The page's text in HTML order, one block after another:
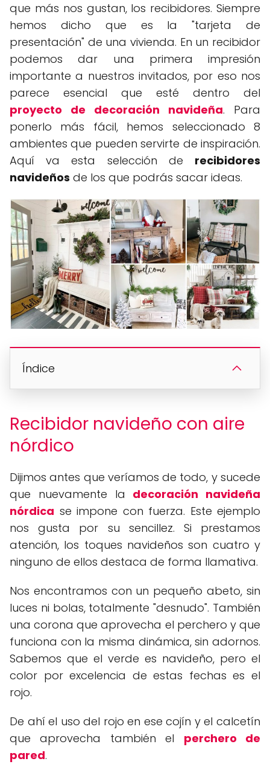
que más nos gustan, los recibidores. Siempre
hemos dicho que es la "tarjeta de
presentación" de una vivienda. En un recibidor
podemos dar una primera impresión
importante a nuestros invitados, por eso nos
parece esencial que esté dentro del
proyecto de decoración navideña. Para
ponerlo más fácil, hemos seleccionado 8
ambientes que pueden servirte de inspiración.
Aquí va esta selección de recibidores
navideños de los que podrás sacar ideas.
Índice
Recibidor navideño con aire
nórdico
Dijimos antes que veríamos de todo, y sucede
que nuevamente la decoración navideña
nórdica se impone con fuerza. Este ejemplo
nos gusta por su sencillez. Si prestamos
atención, los toques navideños son cuatro y
ninguno de ellos destaca de forma llamativa.
Nos encontramos con un pequeño abeto, sin
luces ni bolas, totalmente "desnudo". También
una corona que aprovecha el perchero y que
funciona con la misma dinámica, sin adornos.
Sabemos que el verde es navideño, pero el
color por excelencia de estas fechas es el
rojo.
De ahí el uso del rojo en ese cojín y el calcetín
que aprovecha también el perchero de
pared.